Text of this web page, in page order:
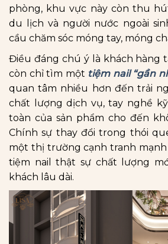
phòng, khu vực này còn thu
du lịch và người nước ngoài
cầu chăm sóc móng tay, móng
Điều đáng chú ý là khách hàng
còn chỉ tìm một tiệm nail “gần
quan tâm nhiều hơn đến trải
chất lượng dịch vụ, tay nghề
toàn của sản phẩm cho đến
Chính sự thay đổi trong thói
một thị trường cạnh tranh mạnh
tiệm nail thật sự chất lượng
khách lâu dài.